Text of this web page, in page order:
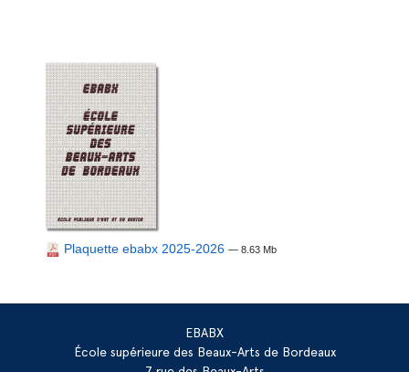
Plaquette ebabx 2025-2026 — 8.63 Mb
EBABX
École supérieure des Beaux-Arts de Bordeaux